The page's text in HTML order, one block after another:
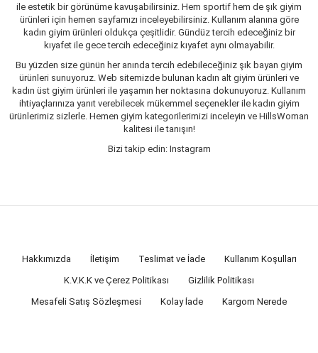
ile estetik bir görünüme kavuşabilirsiniz. Hem sportif hem de şık giyim
ürünleri için hemen sayfamızı inceleyebilirsiniz. Kullanım alanına göre
kadın giyim ürünleri oldukça çeşitlidir. Gündüz tercih edeceğiniz bir
kıyafet ile gece tercih edeceğiniz kıyafet aynı olmayabilir.
Bu yüzden size günün her anında tercih edebileceğiniz şık bayan giyim
ürünleri sunuyoruz. Web sitemizde bulunan kadın alt giyim ürünleri ve
kadın üst giyim ürünleri ile yaşamın her noktasına dokunuyoruz. Kullanım
ihtiyaçlarınıza yanıt verebilecek mükemmel seçenekler ile kadın giyim
ürünlerimiz sizlerle. Hemen giyim kategorilerimizi inceleyin ve HillsWoman
kalitesi ile tanışın!
Bizi takip edin: Instagram
Hakkımızda İletişim Teslimat ve İade
Kullanım Koşulları
K.V.K.K ve Çerez Politikası
Gizlilik Politikası
Mesafeli Satış Sözleşmesi
Kolay İade Kargom Nerede